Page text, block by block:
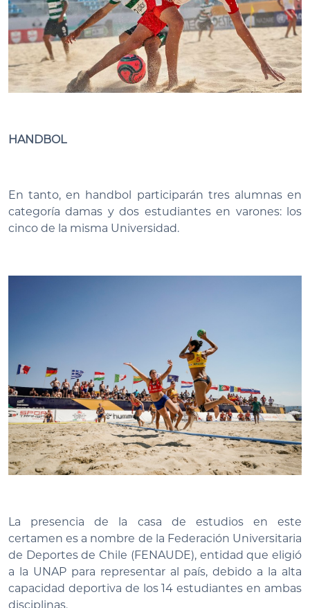
HANDBOL
En tanto, en handbol participarán tres alumnas en
categoría damas y dos estudiantes en varones: los
cinco de la misma Universidad.
La presencia de la casa de estudios en este
certamen es a nombre de la Federación Universitaria
de Deportes de Chile (FENAUDE), entidad que eligió
a la UNAP para representar al país, debido a la alta
capacidad deportiva de los 14 estudiantes en ambas
disciplinas.